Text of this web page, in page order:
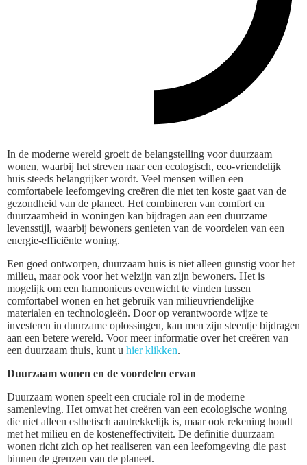
In de moderne wereld groeit de belangstelling voor duurzaam
wonen, waarbij het streven naar een ecologisch, eco-vriendelijk
huis steeds belangrijker wordt. Veel mensen willen een
comfortabele leefomgeving creëren die niet ten koste gaat van de
gezondheid van de planeet. Het combineren van comfort en
duurzaamheid in woningen kan bijdragen aan een duurzame
levensstijl, waarbij bewoners genieten van de voordelen van een
energie-efficiënte woning.
Een goed ontworpen, duurzaam huis is niet alleen gunstig voor het
milieu, maar ook voor het welzijn van zijn bewoners. Het is
mogelijk om een harmonieus evenwicht te vinden tussen
comfortabel wonen en het gebruik van milieuvriendelijke
materialen en technologieën. Door op verantwoorde wijze te
investeren in duurzame oplossingen, kan men zijn steentje bijdragen
aan een betere wereld. Voor meer informatie over het creëren van
een duurzaam thuis, kunt u hier klikken.
Duurzaam wonen en de voordelen ervan
Duurzaam wonen speelt een cruciale rol in de moderne
samenleving. Het omvat het creëren van een ecologische woning
die niet alleen esthetisch aantrekkelijk is, maar ook rekening houdt
met het milieu en de kosteneffectiviteit. De definitie duurzaam
wonen richt zich op het realiseren van een leefomgeving die past
binnen de grenzen van de planeet.